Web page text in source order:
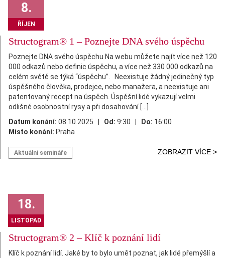
8.
ŘÍJEN
Structogram® 1 – Poznejte DNA svého úspěchu
Poznejte DNA svého úspěchu Na webu můžete najít více než 120
000 odkazů nebo definic úspěchu, a více než 330 000 odkazů na
celém světě se týká “úspěchu”. Neexistuje žádný jedinečný typ
úspěšného člověka, prodejce, nebo manažera, a neexistuje ani
patentovaný recept na úspěch. Úspěšní lidé vykazují velmi
odlišné osobnostní rysy a při dosahování […]
Datum konání: 08.10.2025 | Od: 9:30 | Do: 16:00
Místo konání: Praha
Aktuální semináře ZOBRAZIT VÍCE >
18.
LISTOPAD
Structogram® 2 – Klíč k poznání lidí
Klíč k poznání lidí. Jaké by to bylo umět poznat, jak lidé přemýšlí a